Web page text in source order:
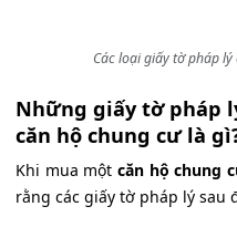
Các loại giấy tờ pháp
Những giấy tờ pháp
căn hộ chung cư là
Khi mua một căn hộ chung
rằng các giấy tờ pháp lý sau